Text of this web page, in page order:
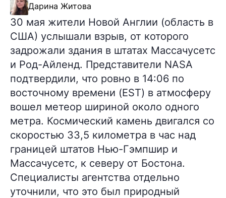
Дарина Житова
30 мая жители Новой Англии (область в
США) услышали взрыв, от которого
задрожали здания в штатах Массачусетс
и Род-Айленд. Представители NASA
подтвердили, что ровно в 14:06 по
восточному времени (EST) в атмосферу
вошел метеор шириной около одного
метра. Космический камень двигался со
скоростью 33,5 километра в час над
границей штатов Нью-Гэмпшир и
Массачусетс, к северу от Бостона.
Специалисты агентства отдельно
уточнили, что это был природный